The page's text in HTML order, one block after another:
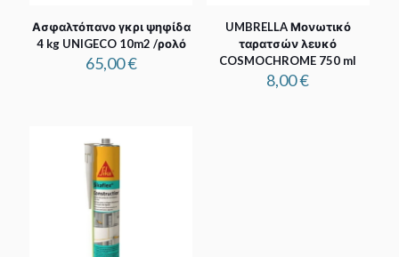
Ασφαλτόπανο γκρι ψηφίδα
4 kg UNIGECO 10m2 /ρολό
65,00€
UMBRELLA Μονωτικό
ταρατσών λευκό
COSMOCHROME 750 ml
8,00€